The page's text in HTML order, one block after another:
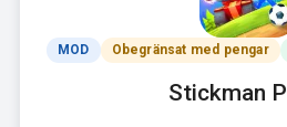
MOD Obegränsat med pengar
Stickman